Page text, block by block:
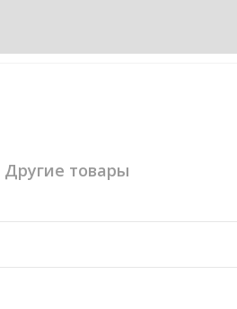
Другие товары